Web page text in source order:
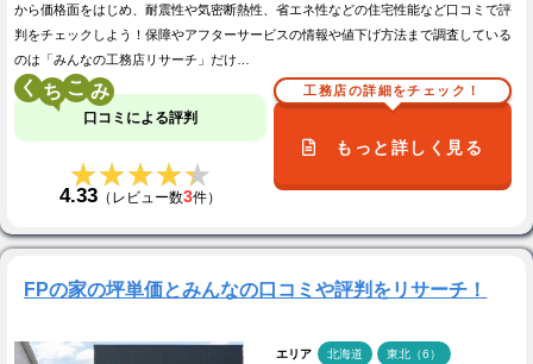
から価格面をはじめ、耐震性や気密断熱性、省エネ性などの住宅性能など口コミで評
判をチェックしよう！保障やアフターサービスの情報や値下げ方法まで調査している
のは「みんなの工務店リサーチ」だけ…
く こ
口コミによる評判
★★★★★
★★★★★
4.33 （レビュー数3件）
工務店の詳細をチェック！
もっと詳しく見る
FPの家の坪単価とみんなの口コミや評判をリサーチ！
エリア 北海道 東北（6）